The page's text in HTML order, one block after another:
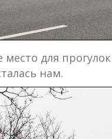
для
нам.